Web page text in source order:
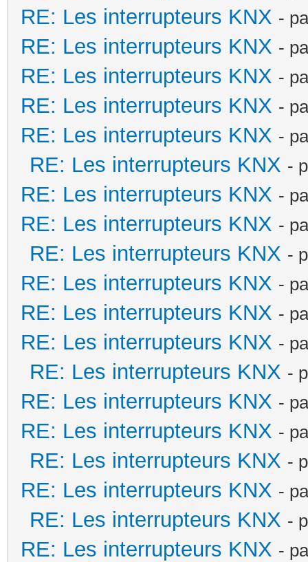
RE: Les interrupteurs KNX -
RE: Les interrupteurs KNX -
RE: Les interrupteurs KNX -
RE: Les interrupteurs KNX -
RE: Les interrupteurs KNX -
RE: Les interrupteurs KNX -
RE: Les interrupteurs KNX -
RE: Les interrupteurs KNX -
RE: Les interrupteurs KNX -
RE: Les interrupteurs KNX -
RE: Les interrupteurs KNX -
RE: Les interrupteurs KNX -
RE: Les interrupteurs KNX -
RE: Les interrupteurs KNX -
RE: Les interrupteurs KNX -
RE: Les interrupteurs KNX -
RE: Les interrupteurs KNX -
RE: Les interrupteurs KNX -
RE: Les interrupteurs KNX -